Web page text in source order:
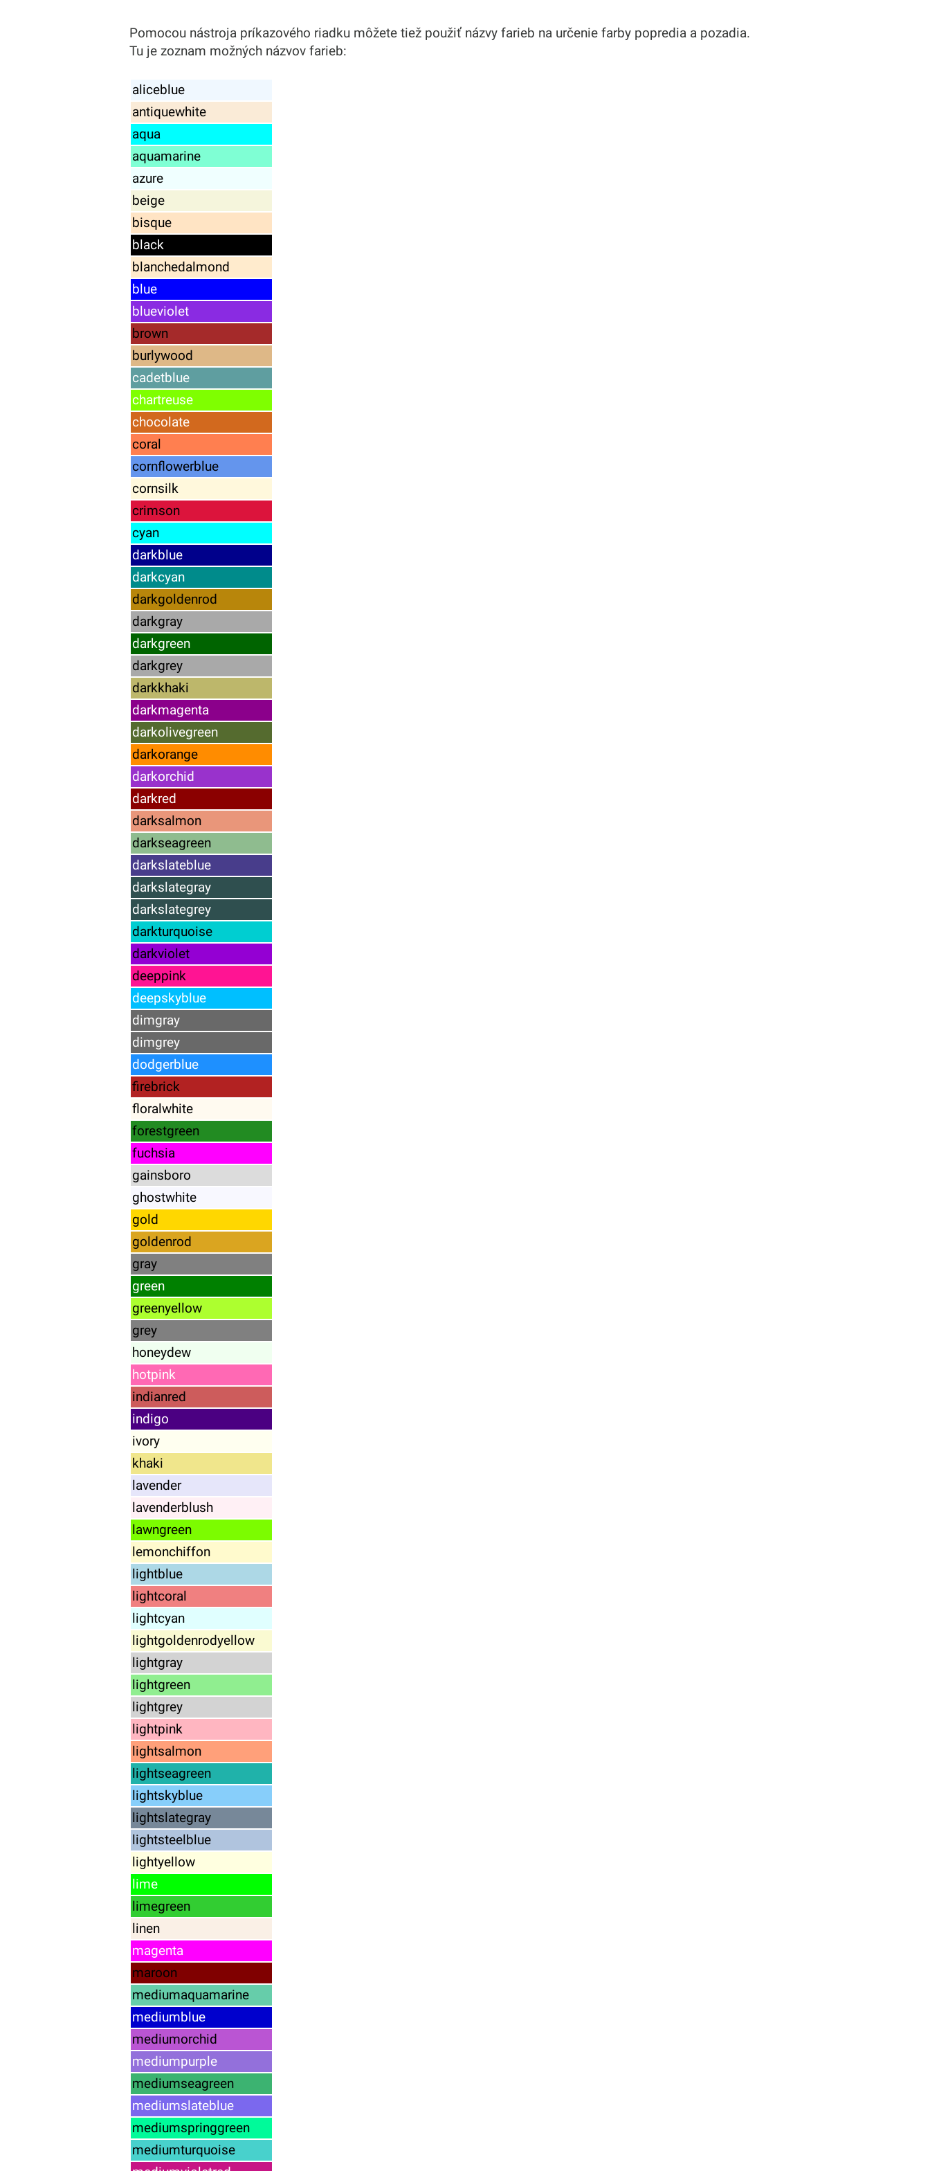
Pomocou nástroja príkazového riadku môžete tiež použiť názvy farieb na určenie farby popredia a pozadia.
Tu je zoznam možných názvov farieb:
aliceblue
antiquewhite
aqua
aquamarine
azure
beige
bisque
black
blanchedalmond
blue
blueviolet
brown
burlywood
cadetblue
chartreuse
chocolate
coral
cornflowerblue
cornsilk
crimson
cyan
darkblue
darkcyan
darkgoldenrod
darkgray
darkgreen
darkgrey
darkkhaki
darkmagenta
darkolivegreen
darkorange
darkorchid
darkred
darksalmon
darkseagreen
darkslateblue
darkslategray
darkslategrey
darkturquoise
darkviolet
deeppink
deepskyblue
dimgray
dimgrey
dodgerblue
firebrick
floralwhite
forestgreen
fuchsia
gainsboro
ghostwhite
gold
goldenrod
gray
green
greenyellow
grey
honeydew
hotpink
indianred
indigo
ivory
khaki
lavender
lavenderblush
lawngreen
lemonchiffon
lightblue
lightcoral
lightcyan
lightgoldenrodyellow
lightgray
lightgreen
lightgrey
lightpink
lightsalmon
lightseagreen
lightskyblue
lightslategray
lightsteelblue
lightyellow
lime
limegreen
linen
magenta
maroon
mediumaquamarine
mediumblue
mediumorchid
mediumpurple
mediumseagreen
mediumslateblue
mediumspringgreen
mediumturquoise